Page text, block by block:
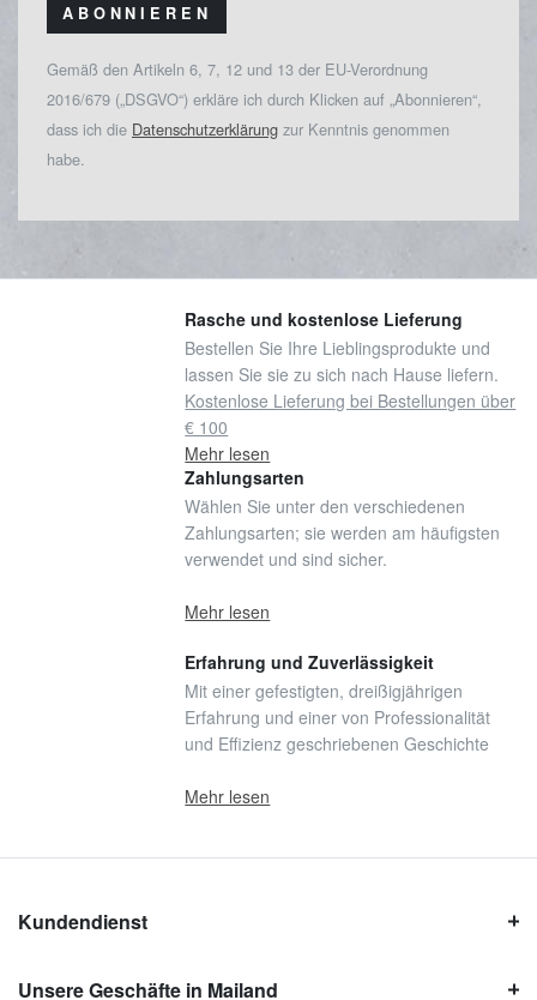
ABONNIEREN
Gemäß den Artikeln 6, 7, 12 und 13 der EU-Verordnung
2016/679 („DSGVO“) erkläre ich durch Klicken auf „Abonnieren“,
dass ich die Datenschutzerklärung zur Kenntnis genommen
habe.
Rasche und kostenlose Lieferung
Bestellen Sie Ihre Lieblingsprodukte und
lassen Sie sie zu sich nach Hause liefern.
Kostenlose Lieferung bei Bestellungen über
€ 100
Mehr lesen
Zahlungsarten
Wählen Sie unter den verschiedenen
Zahlungsarten; sie werden am häufigsten
verwendet und sind sicher.
Mehr lesen
Erfahrung und Zuverlässigkeit
Mit einer gefestigten, dreißigjährigen
Erfahrung und einer von Professionalität
und Effizienz geschriebenen Geschichte
Mehr lesen
Kundendienst
Unsere Geschäfte in Mailand